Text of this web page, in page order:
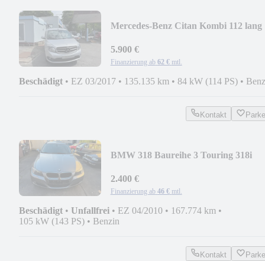
Mercedes-Benz Citan Kombi 112 lang
5.900 €
Finanzierung ab 62 € mtl.
Beschädigt • EZ 03/2017 • 135.135 km • 84 kW (114 PS) •
Kontakt
BMW 318 Baureihe 3 Touring 318i
2.400 €
Finanzierung ab 46 € mtl.
Beschädigt • Unfallfrei • EZ 04/2010 • 167.774 km •
105 kW (143 PS) • Benzin
Kontakt